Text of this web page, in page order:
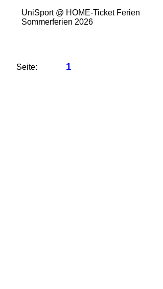
UniSport @ HOME-Ticket Ferien
Sommerferien 2026
Seite: 1